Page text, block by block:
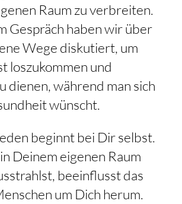
Raum zu verbreiten.
Gespräch haben wir über
Wege diskutiert, um
loszukommen und
dienen, während man sich
wünscht.
beginnt bei Dir selbst.
Deinem eigenen Raum
beeinflusst das
um Dich herum.